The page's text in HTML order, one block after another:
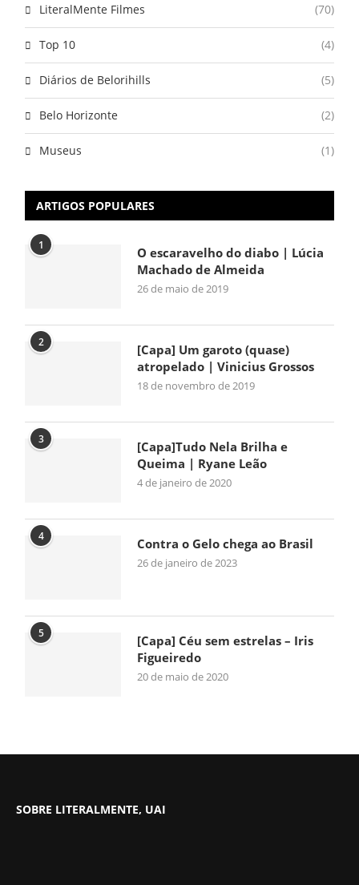
LiteralMente Filmes (70)
Top 10 (4)
Diários de Belorihills (5)
Belo Horizonte (2)
Museus (1)
ARTIGOS POPULARES
1
O escaravelho do diabo | Lúcia
Machado de Almeida
26 de maio de 2019
2
[Capa] Um garoto (quase)
atropelado | Vinicius Grossos
18 de novembro de 2019
3
[Capa]Tudo Nela Brilha e
Queima | Ryane Leão
4 de janeiro de 2020
4 Contra o Gelo chega ao Brasil
26 de janeiro de 2023
5
[Capa] Céu sem estrelas – Iris
Figueiredo
20 de maio de 2020
SOBRE LITERALMENTE, UAI